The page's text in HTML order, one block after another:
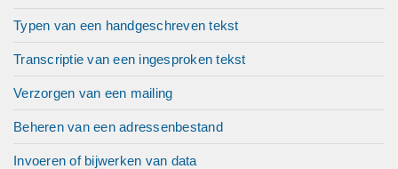
Typen van een handgeschreven tekst
Transcriptie van een ingesproken tekst
Verzorgen van een mailing
Beheren van een adressenbestand
Invoeren of bijwerken van data